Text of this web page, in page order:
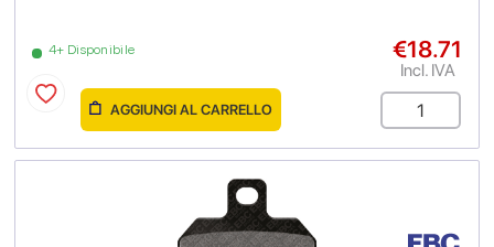
4+ Disponibile €18.71
Incl. IVA
AGGIUNGI AL CARRELLO